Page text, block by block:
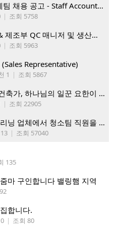
[서북미 H마트 본부] 재무회계팀 채용 공고 - Staff Accountant
| 조회 5758
[그린라이프] 오피스 매니저 & 제조부 QC 매니저 및 생산직, 웨어하우스 직원 모집
| 조회 5963
Representative)
1 | 조회 5867
진짜가 나타났다! 30년 경력 건축가, 하나님의 일꾼 요한이 책임 시공합니다.
| 조회 22905
레드몬드에 위치한 커머셜 클리닝 업체에서 청소팀 직원을 모집합니다.
| 조회 57040
135
마 구인합니다 밸링햄 지역
합니다.
| 조회 80